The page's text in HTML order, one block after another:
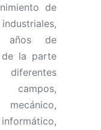
de
años de
de la parte
diferentes